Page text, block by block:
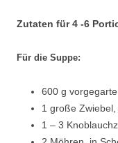
Zutaten für 4 -6
Für die Suppe:
600 g
1 große
1 – 3